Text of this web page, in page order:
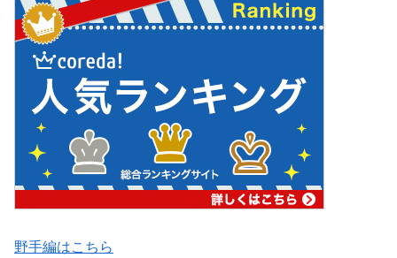
野手編はこちら